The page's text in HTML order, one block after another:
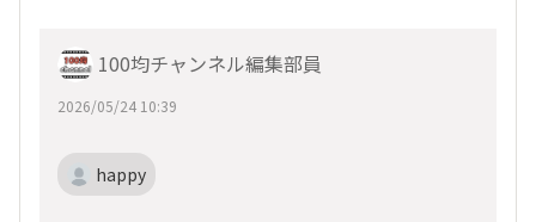
100均チャンネル編集部員
2026/05/24 10:39
happy